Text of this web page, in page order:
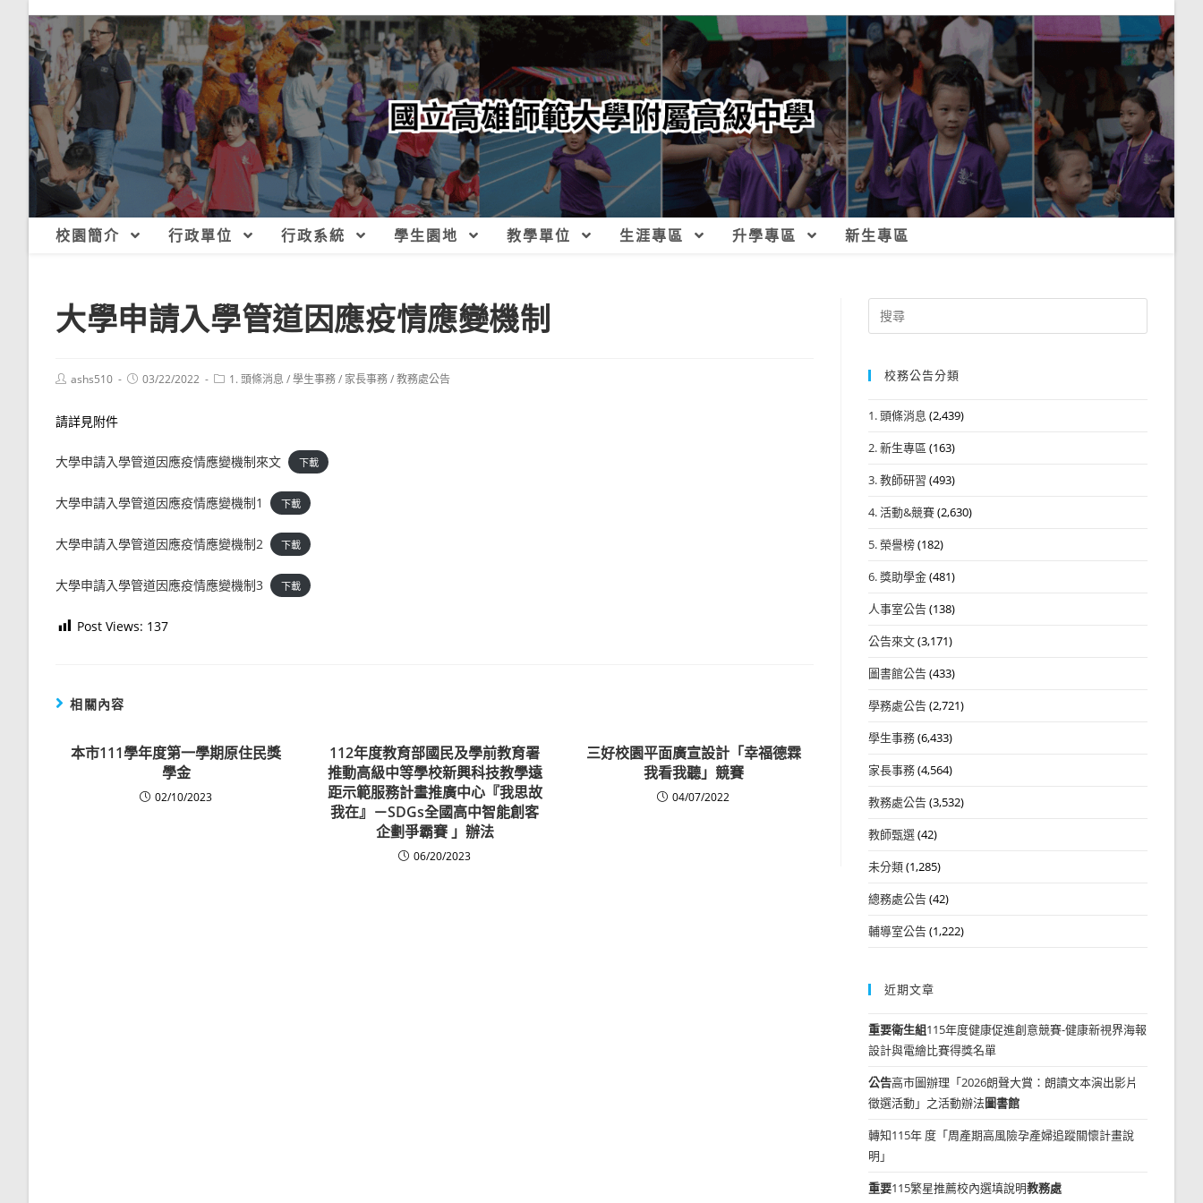
校園簡介 行政單位 行政系統 學生園地 教學單位 生涯專區 升學專區 新生專區
大學申請入學管道因應疫情應變機制
Postashs510
Post03/22/2022
Post1. 頭條消息 /學生事務/ 家長事務/教務處公告
請詳見附件
大學申請入學管道因應疫情應變機制來文 下載
大學申請入學管道因應疫情應變機制1 下載
大學申請入學管道因應疫情應變機制2 下載
大學申請入學管道因應疫情應變機制3 下載
Post Views: 137
相關內容
本市111學年度第一學期原住民獎
學金
02/10/2023
112年度教育部國民及學前教育署
推動高級中等學校新興科技教學遠
距示範服務計畫推廣中心『我思故
我在』－SDGs全國高中智能創客
企劃爭霸賽 」辦法
06/20/2023
三好校園平面廣宣設計「幸福德霖
我看我聽」競賽
04/07/2022
Search
for:
校務公告分類
1. 頭條消息 (2,439)
2. 新生專區 (163)
3. 教師研習 (493)
4. 活動&競賽(2,630)
5. 榮譽榜(182)
6. 獎助學金(481)
人事室公告(138)
公告來文(3,171)
圖書館公告(433)
學務處公告(2,721)
學生事務(6,433)
家長事務(4,564)
教務處公告(3,532)
教師甄選(42)
未分類(1,285)
總務處公告(42)
輔導室公告(1,222)
近期文章
重要衛生組115年度健康促進創意競賽-健康新視界海報
設計與電繪比賽得獎名單
公告高市圖辦理「2026朗聲大賞：朗讀文本演出影片
徵選活動」之活動辦法圖書館
轉知115年 度「周產期高風險孕產婦追蹤關懷計畫說
明」
重要115繁星推薦校內選填說明教務處